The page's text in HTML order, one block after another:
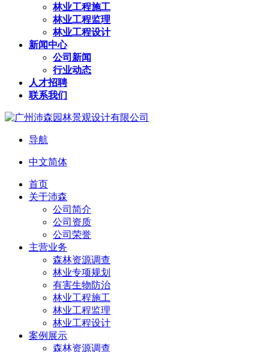
林业工程施工
林业工程监理
林业工程设计
新闻中心
公司新闻
行业动态
人才招聘
联系我们
导航
中文简体
首页
关于沛森
公司简介
公司资质
公司荣誉
主营业务
森林资源调查
林业专项规划
有害生物防治
林业工程施工
林业工程监理
林业工程设计
案例展示
森林资源调查